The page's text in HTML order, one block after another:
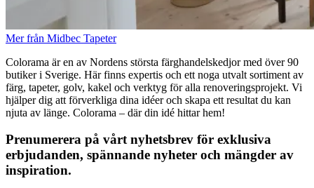
Mer från Midbec Tapeter
Colorama är en av Nordens största färghandelskedjor med över 90
butiker i Sverige. Här finns expertis och ett noga utvalt sortiment av
färg, tapeter, golv, kakel och verktyg för alla renoveringsprojekt. Vi
hjälper dig att förverkliga dina idéer och skapa ett resultat du kan
njuta av länge. Colorama – där din idé hittar hem!
Prenumerera på vårt nyhetsbrev för exklusiva
erbjudanden, spännande nyheter och mängder av
inspiration.